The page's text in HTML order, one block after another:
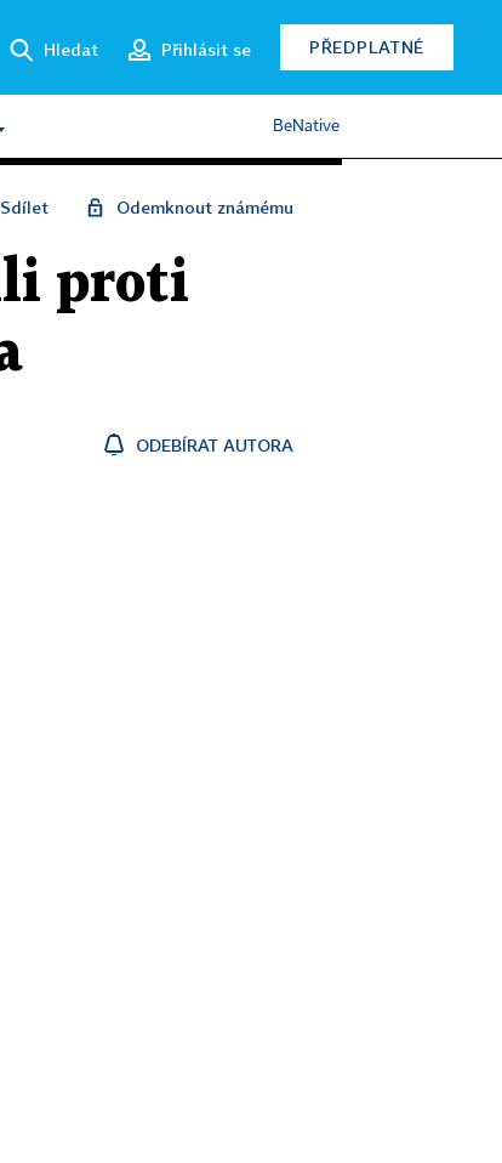
Hledat Přihlásit se PŘEDPLATNÉ
BeNative
Sdílet Odemknout známému
proti
ODEBÍRAT AUTORA